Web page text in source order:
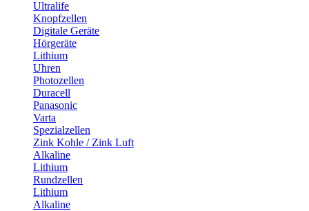
Ultralife
Knopfzellen
Digitale Geräte
Hörgeräte
Lithium
Uhren
Photozellen
Duracell
Panasonic
Varta
Spezialzellen
Zink Kohle / Zink Luft
Alkaline
Lithium
Rundzellen
Lithium
Alkaline